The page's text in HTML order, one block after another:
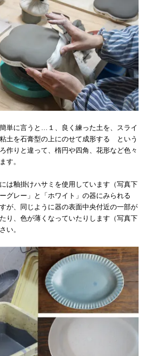
簡単に言うと…１、良く練った土を、スライ
土を石膏型の上にのせて成形する という
作りと違って、楕円や四角、花形など色々
す。
は釉掛けハサミを使用しています（写真下
グレー」と「ホワイト」の器にみられる
が、同じように器の表面中央付近の一部が
り、色が薄くなっていたりします（写真下
い。